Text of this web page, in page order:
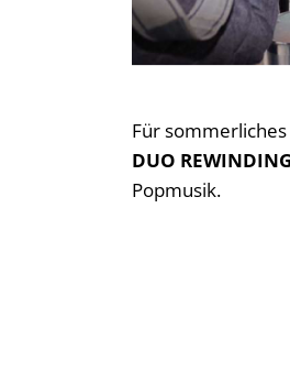
Für
DUO
Popmusik.